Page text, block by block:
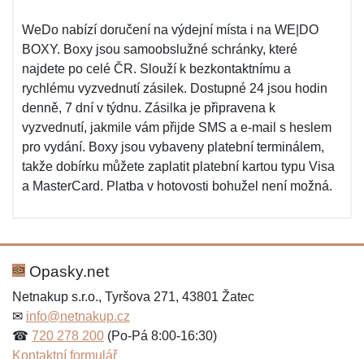
WeDo nabízí doručení na výdejní místa i na WE|DO
BOXY. Boxy jsou samoobslužné schránky, které
najdete po celé ČR. Slouží k bezkontaktnímu a
rychlému vyzvednutí zásilek. Dostupné 24 jsou hodin
denně, 7 dní v týdnu. Zásilka je připravena k
vyzvednutí, jakmile vám přijde SMS a e-mail s heslem
pro vydání. Boxy jsou vybaveny platební terminálem,
takže dobírku můžete zaplatit platební kartou typu Visa
a MasterCard. Platba v hotovosti bohužel není možná.
Opasky.net
Netnakup s.r.o., Tyršova 271, 43801 Žatec
✉ info@netnakup.cz
☎ 720 278 200 (Po-Pá 8:00-16:30)
Kontaktní formulář